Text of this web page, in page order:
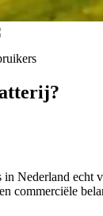
Nederland echt
commerciële